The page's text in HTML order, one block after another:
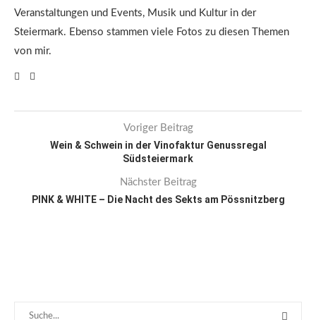
Veranstaltungen und Events, Musik und Kultur in der
Steiermark. Ebenso stammen viele Fotos zu diesen Themen
von mir.
Voriger Beitrag
Wein & Schwein in der Vinofaktur Genussregal
Südsteiermark
Nächster Beitrag
PINK & WHITE – Die Nacht des Sekts am Pössnitzberg